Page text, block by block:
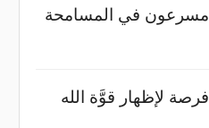
مسرعون في المسامحة
فرصة لإظهار قوَّة الله